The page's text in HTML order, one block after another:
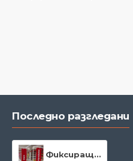
Последно разгледани
Фиксираща система Info Line – един флаг